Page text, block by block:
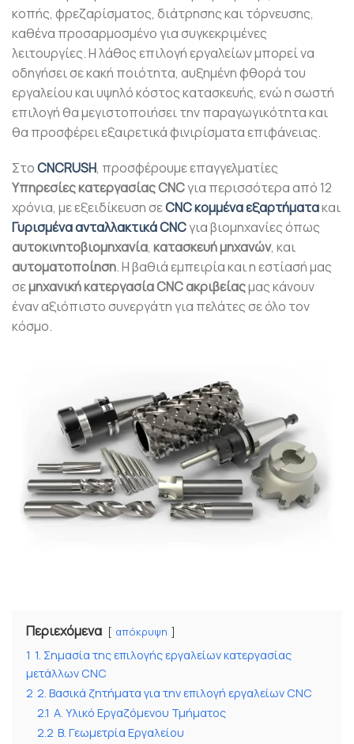
κοπής, φρεζαρίσματος, διάτρησης και τόρνευσης,
καθένα προσαρμοσμένο για συγκεκριμένες
λειτουργίες. Η λάθος επιλογή εργαλείων μπορεί να
οδηγήσει σε κακή ποιότητα, αυξημένη φθορά του
εργαλείου και υψηλό κόστος κατασκευής, ενώ η σωστή
επιλογή θα μεγιστοποιήσει την παραγωγικότητα και
θα προσφέρει εξαιρετικά φινιρίσματα επιφάνειας.
ΣτοCNCRUSH, προσφέρουμε επαγγελματίες
Υπηρεσίες κατεργασίας CNCγια περισσότερα από 12
χρόνια, με εξειδίκευση σεCNC κομμένα εξαρτήματακαι
Γυρισμένα ανταλλακτικά CNCγια βιομηχανίες όπως
αυτοκινητοβιομηχανία, κατασκευή μηχανών, και
αυτοματοποίηση. Η βαθιά εμπειρία και η εστίασή μας
σεμηχανική κατεργασία CNC ακριβείαςμας κάνουν
έναν αξιόπιστο συνεργάτη για πελάτες σε όλο τον
κόσμο.
Περιεχόμενα απόκρυψη
1 1. Σημασία της επιλογής εργαλείων κατεργασίας
μετάλλων CNC
2 2. Βασικά ζητήματα για την επιλογή εργαλείων CNC
2.1 Α. Υλικό Εργαζόμενου Τμήματος
2.2 B. Γεωμετρία Εργαλείου